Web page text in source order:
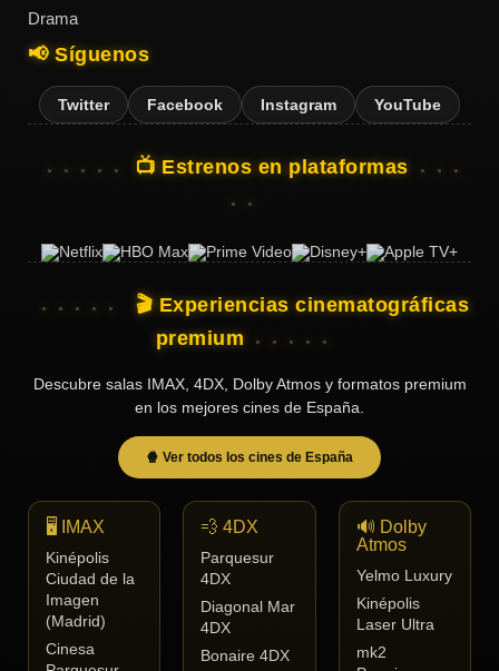
Drama
📢 Síguenos
Twitter Facebook Instagram YouTube
📺 Estrenos en plataformas
🎬 Experiencias cinematográficas
premium
Descubre salas IMAX, 4DX, Dolby Atmos y formatos premium
en los mejores cines de España.
🍿 Ver todos los cines de España
🖥️ IMAX
Kinépolis
Ciudad de la
Imagen
(Madrid)
Cinesa
💨 4DX
Parquesur
4DX
Diagonal Mar
4DX
Bonaire 4DX
🔊 Dolby
Atmos
Yelmo Luxury
Kinépolis
Laser Ultra
mk2